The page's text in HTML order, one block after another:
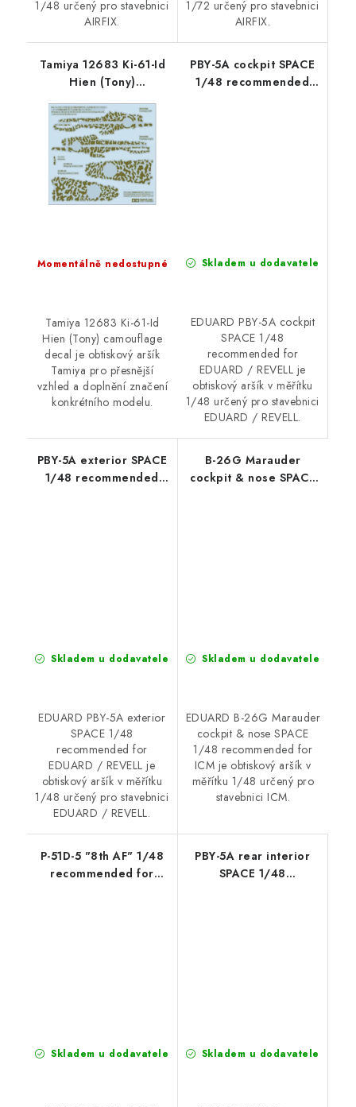
1/48 určený pro stavebnici
AIRFIX.
1/72 určený pro stavebnici
AIRFIX.
Tamiya 12683 Ki-61-Id
Hien (Tony)
camouflage decal
Momentálně nedostupné
Tamiya 12683 Ki-61-Id
Hien (Tony) camouflage
decal je obtiskový aršík
Tamiya pro přesnější
vzhled a doplnění značení
konkrétního modelu.
PBY-5A cockpit SPACE
1/48 recommended
Skladem u dodavatele
EDUARD PBY-5A cockpit
SPACE 1/48
recommended for
EDUARD / REVELL je
obtiskový aršík v měřítku
1/48 určený pro stavebnici
EDUARD / REVELL.
PBY-5A exterior SPACE
1/48 recommended
Skladem u dodavatele
EDUARD PBY-5A exterior
SPACE 1/48
recommended for
EDUARD / REVELL je
obtiskový aršík v měřítku
1/48 určený pro stavebnici
EDUARD / REVELL.
B-26G Marauder
cockpit & nose SPACE
Skladem u dodavatele
EDUARD B-26G Marauder
cockpit & nose SPACE
1/48 recommended for
ICM je obtiskový aršík v
měřítku 1/48 určený pro
stavebnici ICM.
P-51D-5 "8th AF" 1/48
recommended for
Skladem u dodavatele
PBY-5A rear interior
SPACE 1/48
Skladem u dodavatele